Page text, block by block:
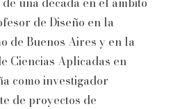
de Diseño en la
de Buenos Aires y en la
Ciencias Aplicadas en
como investigador
de proyectos de